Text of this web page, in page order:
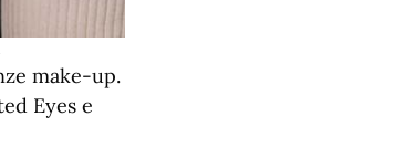
make-up.
Eyes e